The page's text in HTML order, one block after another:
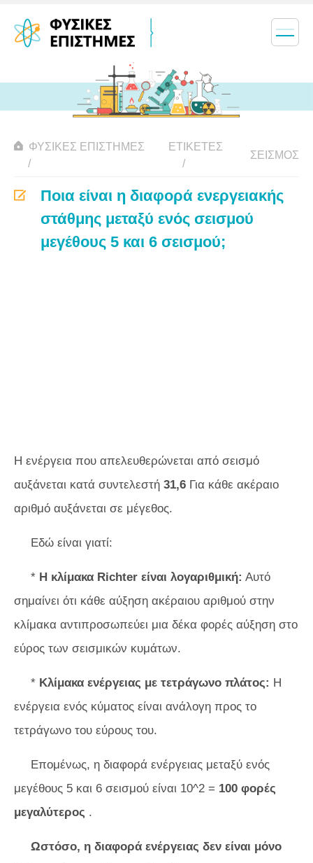
ΦΥΣΙΚΈΣ ΕΠΙΣΤΉΜΕΣ ΕΤΙΚΈΤΕΣ
ΣΕΙΣΜΌΣ
Ποια είναι η διαφορά ενεργειακής
στάθμης μεταξύ ενός σεισμού
μεγέθους 5 και 6 σεισμού;
Η ενέργεια που απελευθερώνεται από σεισμό
αυξάνεται κατά συντελεστή 31,6 Για κάθε ακέραιο
αριθμό αυξάνεται σε μέγεθος.
Εδώ είναι γιατί:
* Η κλίμακα Richter είναι λογαριθμική: Αυτό
σημαίνει ότι κάθε αύξηση ακέραιου αριθμού στην
κλίμακα αντιπροσωπεύει μια δέκα φορές αύξηση στο
εύρος των σεισμικών κυμάτων.
* Κλίμακα ενέργειας με τετράγωνο πλάτος: Η
ενέργεια ενός κύματος είναι ανάλογη προς το
τετράγωνο του εύρους του.
Επομένως, η διαφορά ενέργειας μεταξύ ενός
μεγέθους 5 και 6 σεισμού είναι 10^2 = 100 φορές
μεγαλύτερος .
Ωστόσο, η διαφορά ενέργειας δεν είναι μόνο